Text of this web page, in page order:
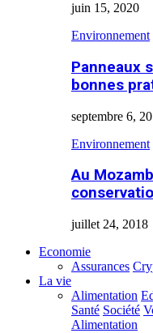
juin 15, 2020
Environnement
Panneaux
bonnes
septembre 6,
Environnement
Au
juillet 24, 2018
Economie
Assurances
La vie
Alimentation
Santé Société
Alimentation